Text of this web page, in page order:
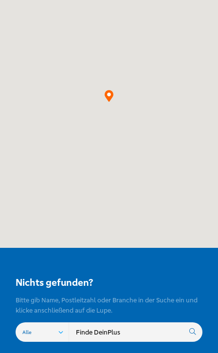
Nichts gefunden?
Bitte gib Name, Postleitzahl oder Branche in der Suche ein und
klicke anschließend auf die Lupe.